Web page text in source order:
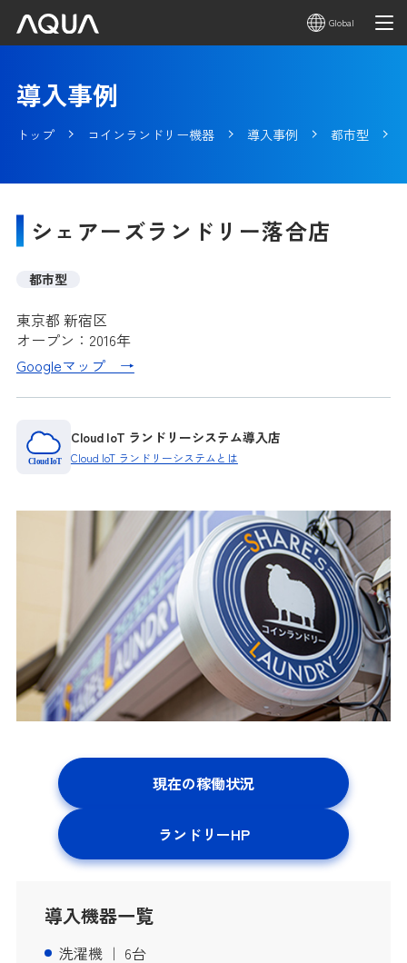
Global
導入事例
トップ コインランドリー機器 導入事例 都市型
シェアーズランドリー落合店
都市型
東京都 新宿区
オープン：2016年
Googleマップ →
Cloud IoT ランドリーシステム導入店
Cloud IoT ランドリーシステムとは
現在の稼働状況
ランドリーHP
導入機器一覧
洗濯機 ｜ 6台